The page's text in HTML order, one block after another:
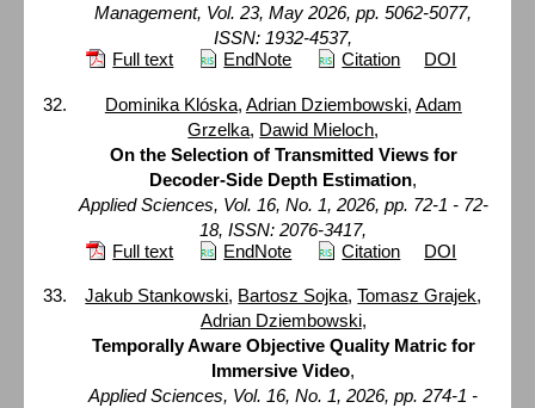
Management, Vol. 23, May 2026, pp. 5062-5077,
ISSN: 1932-4537,
Full text
EndNote Citation DOI
Dominika Klóska, Adrian Dziembowski, Adam
Grzelka, Dawid Mieloch,
On the Selection of Transmitted Views for
Decoder-Side Depth Estimation,
Applied Sciences, Vol. 16, No. 1, 2026, pp. 72-1 - 72-
18, ISSN: 2076-3417,
Full text
EndNote Citation DOI
Jakub Stankowski, Bartosz Sojka,Tomasz Grajek,
Adrian Dziembowski,
Temporally Aware Objective Quality Matric for
Immersive Video,
Applied Sciences, Vol. 16, No. 1, 2026, pp. 274-1 -